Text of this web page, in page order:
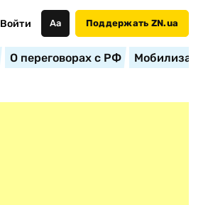
Войти Аа Поддержать ZN.ua
О переговорах с РФ